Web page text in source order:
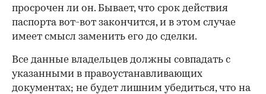
просрочен ли он. Бывает, что срок действия
паспорта вот-вот закончится, и в этом случае
имеет смысл заменить его до сделки.
Все данные владельцев должны совпадать с
указанными в правоустанавливающих
документах; не будет лишним убедиться, что на